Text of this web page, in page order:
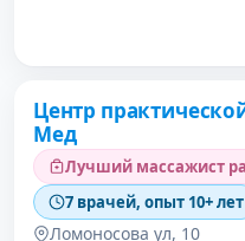
Центр
Мед
Лучший массажист
7 врачей, опыт 10+ лет
Ломоносова ул, 10